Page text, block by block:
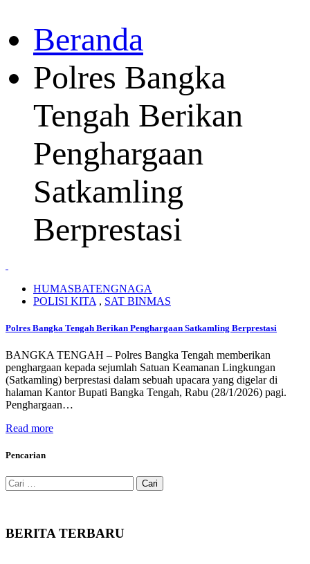
Beranda
Polres Bangka
Tengah Berikan
Penghargaan
Satkamling
Berprestasi
HUMASBATENGNAGA
POLISI KITA , SAT BINMAS
Polres Bangka Tengah Berikan Penghargaan Satkamling Berprestasi
BANGKA TENGAH – Polres Bangka Tengah memberikan
penghargaan kepada sejumlah Satuan Keamanan Lingkungan
(Satkamling) berprestasi dalam sebuah upacara yang digelar di
halaman Kantor Bupati Bangka Tengah, Rabu (28/1/2026) pagi.
Penghargaan…
Read more
Pencarian
Cari
untuk:
BERITA TERBARU